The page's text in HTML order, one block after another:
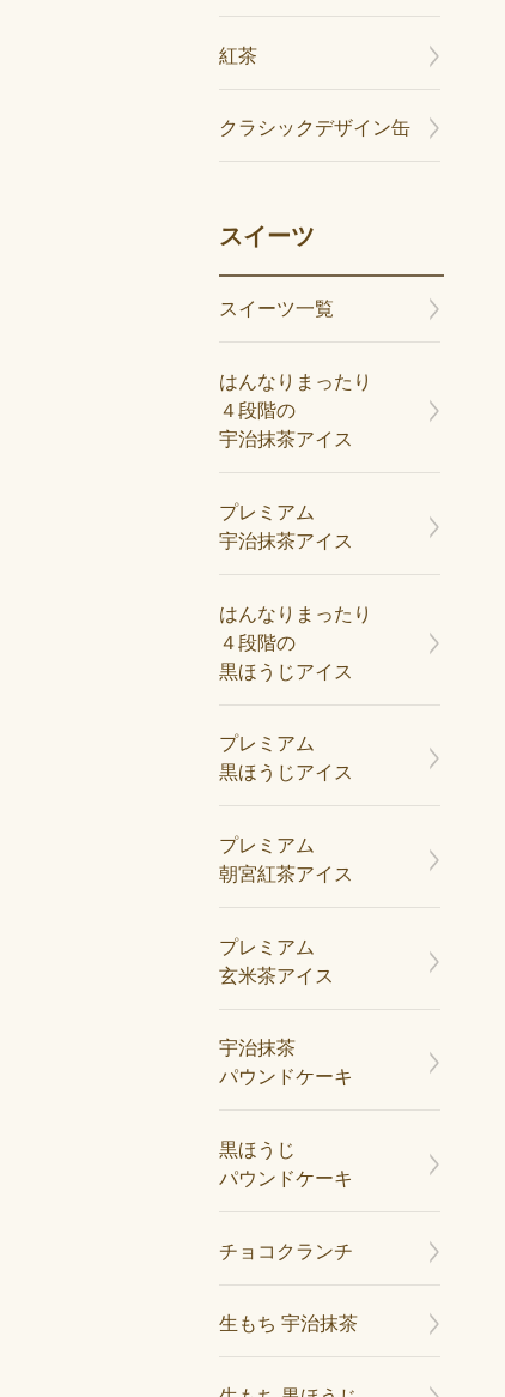
紅茶
クラシックデザイン缶
スイーツ
スイーツ一覧
はんなりまったり
４段階の
宇治抹茶アイス
プレミアム
宇治抹茶アイス
はんなりまったり
４段階の
黒ほうじアイス
プレミアム
黒ほうじアイス
プレミアム
朝宮紅茶アイス
プレミアム
玄米茶アイス
宇治抹茶
パウンドケーキ
黒ほうじ
パウンドケーキ
チョコクランチ
生もち 宇治抹茶